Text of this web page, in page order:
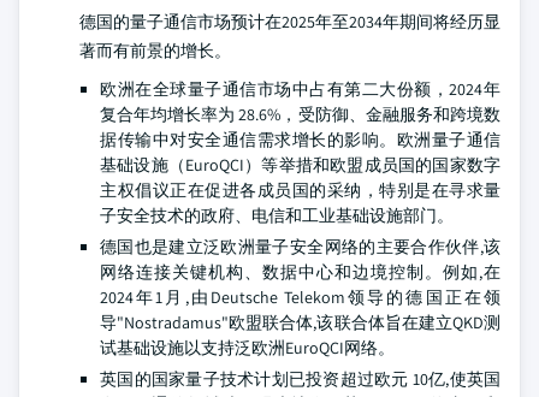
德国的量子通信市场预计在2025年至2034年期间将经历显
著而有前景的增长。
欧洲在全球量子通信市场中占有第二大份额，2024年
复合年均增长率为 28.6%，受防御、金融服务和跨境数
据传输中对安全通信需求增长的影响。欧洲量子通信
基础设施（EuroQCI）等举措和欧盟成员国的国家数字
主权倡议正在促进各成员国的采纳，特别是在寻求量
子安全技术的政府、电信和工业基础设施部门。
德国也是建立泛欧洲量子安全网络的主要合作伙伴,该
网络连接关键机构、数据中心和边境控制。例如,在
2024年1月,由Deutsche Telekom领导的德国正在领
导"Nostradamus"欧盟联合体,该联合体旨在建立QKD测
试基础设施以支持泛欧洲EuroQCI网络。
英国的国家量子技术计划已投资超过欧元 10亿,使英国